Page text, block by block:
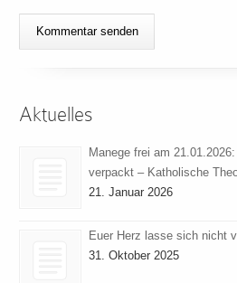
Aktuelles
Manege frei am
verpackt – Katholische
21. Januar 2026
Euer Herz lasse sich nicht
31. Oktober 2025